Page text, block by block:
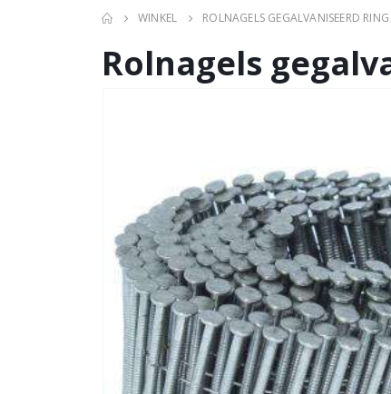
WINKEL ROLNAGELS GEGALVANISEERD
Rolnagels